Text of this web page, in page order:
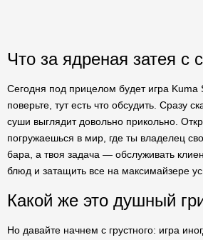
Что за ядреная затея с
Сегодня под прицелом будет игра
поверьте, тут есть что обсудить. Сразу
суши выглядит довольно прикольно.
погружаешься в мир, где ты владелец
бара, а твоя задача — обслуживать
блюд и затащить все на максимайзере
Какой же это душный
Но давайте начнем с грустного: игра